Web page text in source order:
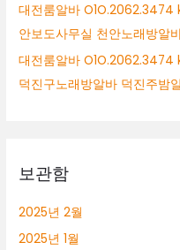
롱
알
바
대전룸알바
안보도사무실 천안노래방알
대전룸알바
덕진구노래방알바 덕진주밤
보관함
2025년 2월
2025년 1월